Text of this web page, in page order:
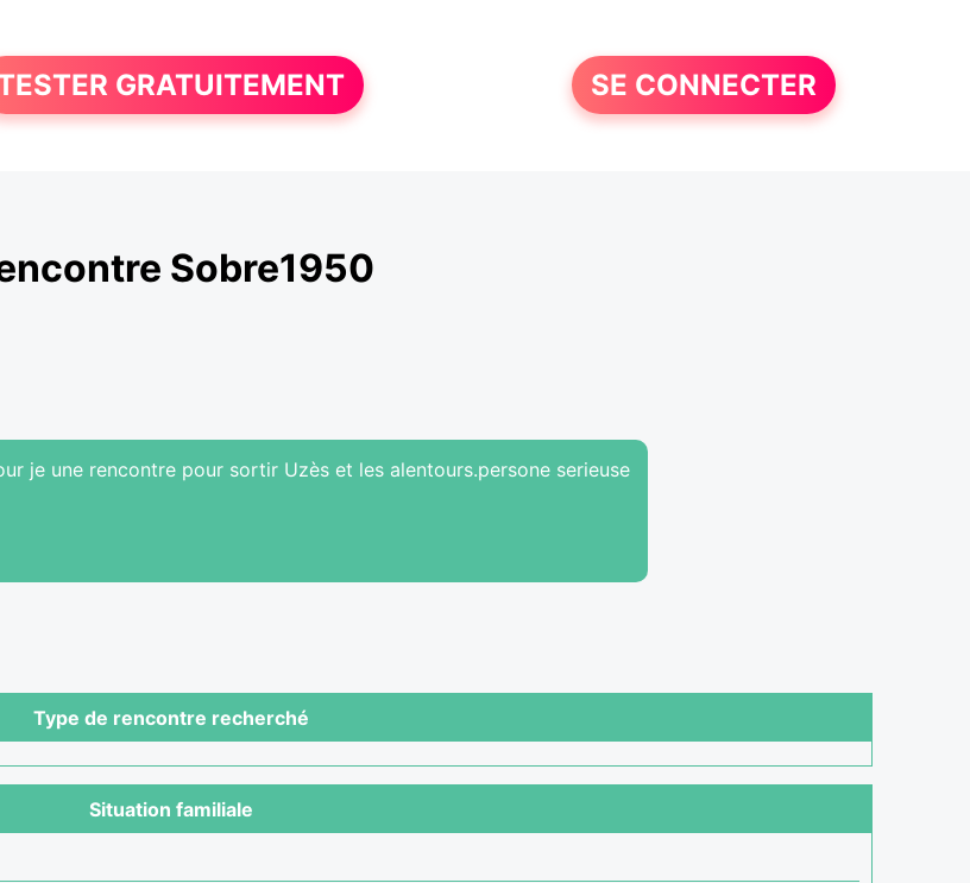
GRATUITEMENT SE CONNECTER
Sobre1950
je une rencontre pour sortir Uzès et les alentours.persone serieuse
Type de rencontre recherché
Situation familiale